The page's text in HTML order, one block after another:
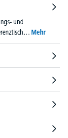
und
Mehr